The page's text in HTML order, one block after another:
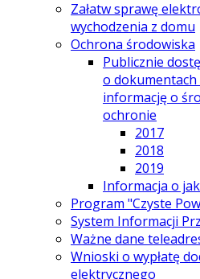
Załatw sprawę
wychodzenia z domu
Ochrona środowiska
Publicznie
o dokumentach
informację o
ochronie
2017
2018
2019
Informacja o
Program "Czyste
System Informacji
Ważne dane
Wnioski o wypłatę
elektrycznego